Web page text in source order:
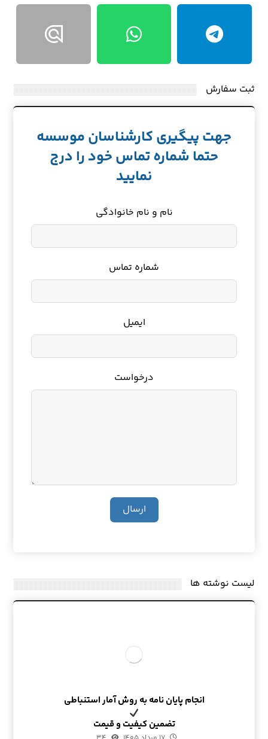
ثبت سفارش
جهت پیگیری کارشناسان موسسه
حتما شماره تماس خود را درج
نمایید
نام و نام خانوادگی
شماره تماس
ایمیل
درخواست
ارسال
لیست نوشته ها
انجام پایان نامه به روش آمار استنباطی
تضمین کیفیت و قیمت